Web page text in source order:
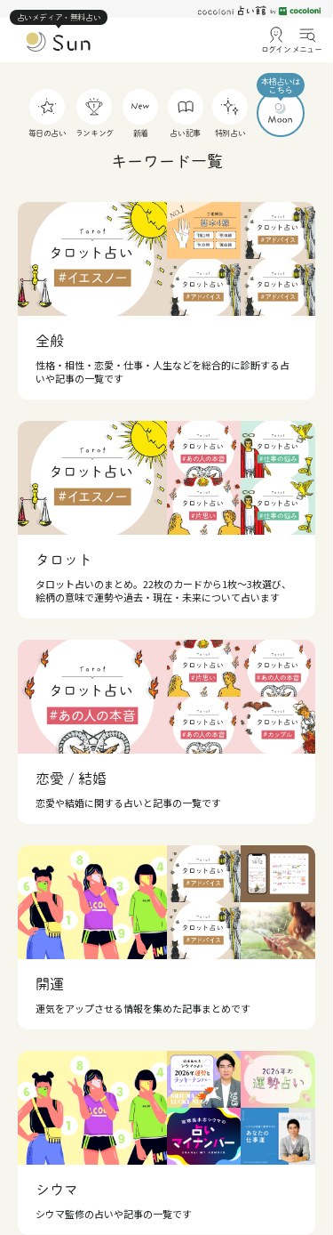
占いメディア・無料占い
ログイン メニュー
毎日の占い ランキング 新着 占い記事 特別占い
キーワード一覧
全般
性格・相性・恋愛・仕事・人生などを総合的に診断する占
いや記事の一覧です
タロット
タロット占いのまとめ。22枚のカードから1枚〜3枚選び、
絵柄の意味で運勢や過去・現在・未来について占います
恋愛 / 結婚
恋愛や結婚に関する占いと記事の一覧です
開運
運気をアップさせる情報を集めた記事まとめです
シウマ
シウマ監修の占いや記事の一覧です